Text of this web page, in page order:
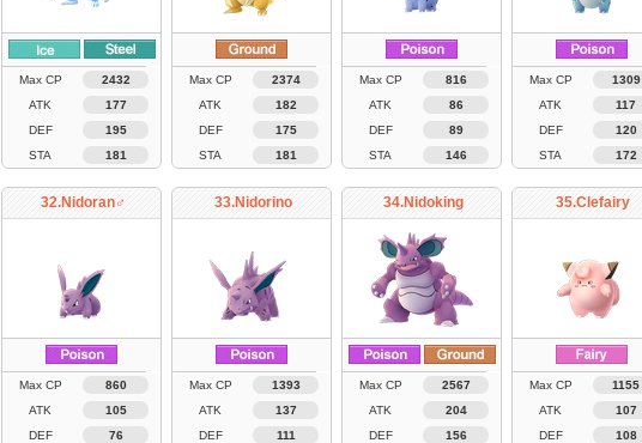
Max CP
2432
ATK
177
DEF
195
STA
181
Max CP
2374
ATK
182
DEF
175
STA
181
Max CP
816
ATK
86
DEF
89
STA
146
Max CP
1309
ATK
117
DEF
120
STA
172
32.Nidoran♂
Max CP
860
ATK
105
DEF
76
33.Nidorino
Max CP
1393
ATK
137
DEF
111
34.Nidoking
Max CP
2567
ATK
204
DEF
156
35.Clefairy
Max CP
1155
ATK
107
DEF
108